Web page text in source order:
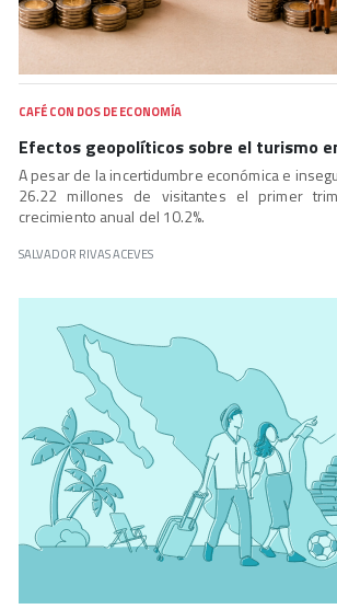
CAFÉ CON DOS DE ECONOMÍA
Efectos geopolíticos sobre el turismo
A pesar de la incertidumbre económica e
26.22 millones de visitantes el primer
crecimiento anual del 10.2%.
SALVADOR RIVAS ACEVES